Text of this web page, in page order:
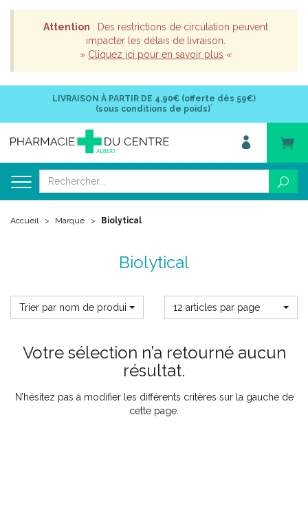
Attention : Des restrictions de circulation peuvent
impacter les délais de livraison.
» Cliquez ici pour en savoir plus «
LIVRAISON À PARTIR DE 4,90€ (offerte dès 59€)
(sous conditions de poids)*
Accueil Marque Biolytical
Biolytical
Trier par nom de produit 12 articles par page
Votre sélection n’a retourné aucun
résultat.
N’hésitez pas à modifier les différents critères sur la gauche de
cette page.